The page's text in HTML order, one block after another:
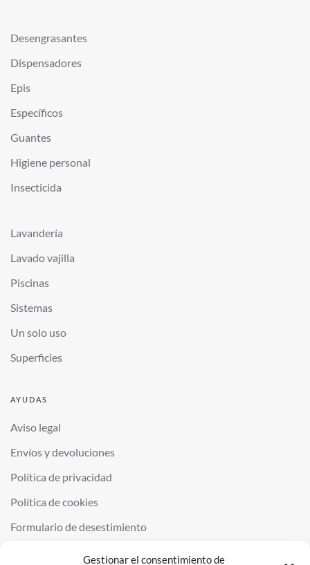
Gestionar el consentimiento de
Desengrasantes
Dispensadores
Epis
Específicos
Guantes
Higiene personal
Insecticida
Lavandería
Lavado vajilla
Piscinas
Sistemas
Un solo uso
Superficies
AYUDAS
Aviso legal
Envíos y devoluciones
Política de privacidad
Política de cookies
Formulario de desestimiento